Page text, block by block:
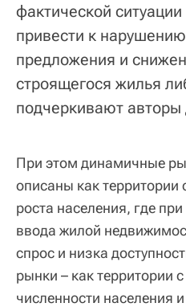
фактической
привести к
предложения и
строящегося жилья
подчеркивают авторы
При этом динамичные
описаны как
роста населения, где
ввода жилой
спрос и низка
рынки – как территории
численности населения